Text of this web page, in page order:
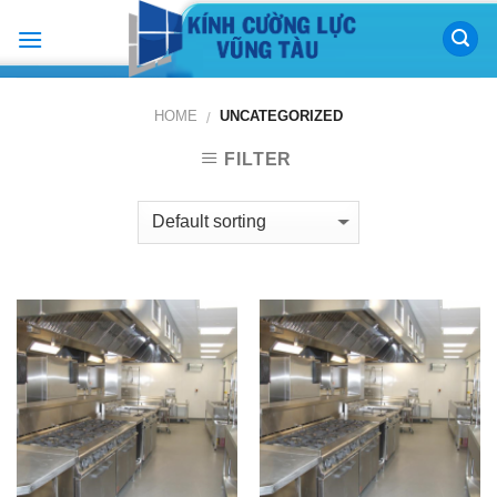
content
HOME / UNCATEGORIZED
FILTER